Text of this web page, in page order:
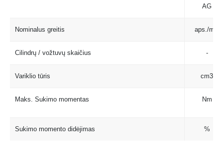
Nominalus greitis
Cilindrų / vožtuvų skaičius
Variklio tūris
Maks. Sukimo momentas
Sukimo momento didėjimas
AG
Nominalus greitis aps./min
Cilindrų / vožtuvų skaičius -
Variklio tūris cm3
Maks. Sukimo momentas Nm
Sukimo momento didėjimas %